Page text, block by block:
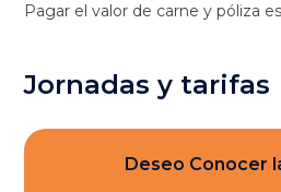
Pagar el valor de carne y póliza
Jornadas y tarifas
Deseo Conocer